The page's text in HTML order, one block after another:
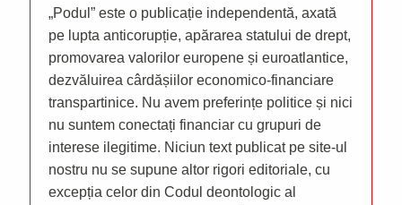
„Podul” este o publicație independentă, axată
pe lupta anticorupție, apărarea statului de drept,
promovarea valorilor europene și euroatlantice,
dezvăluirea cârdășiilor economico-financiare
transpartinice. Nu avem preferințe politice și nici
nu suntem conectați financiar cu grupuri de
interese ilegitime. Niciun text publicat pe site-ul
nostru nu se supune altor rigori editoriale, cu
excepția celor din Codul deontologic al